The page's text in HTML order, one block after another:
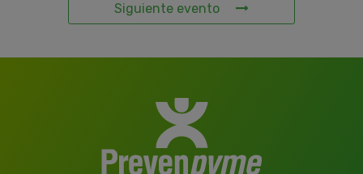
Siguiente evento